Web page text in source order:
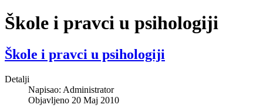
Škole i pravci u psihologiji
Škole i pravci u psihologiji
Detalji
Napisao: Administrator
Objavljeno 20 Maj 2010